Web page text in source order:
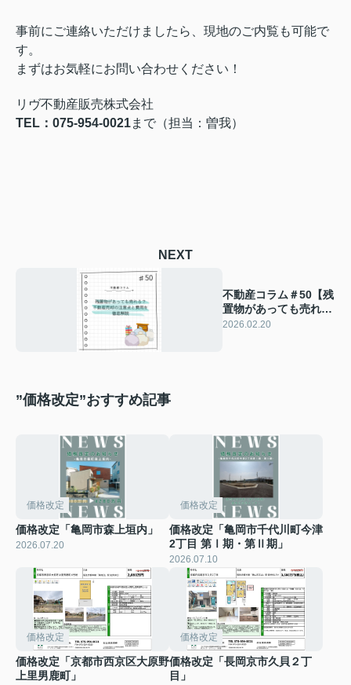
事前にご連絡いただけましたら、現地のご内覧も可能で
す。
まずはお気軽にお問い合わせください！
リヴ不動産販売株式会社
TEL：075-954-0021まで（担当：曽我）
NEXT
不動産コラム＃50【残
置物があっても売れ
る？不動産売却の注意
2026.02.20
”価格改定”おすすめ記事
価格改定
価格改定「亀岡市森上垣内」
2026.07.20
価格改定
価格改定「亀岡市千代川町今津
2丁目 第Ⅰ期・第Ⅱ期」
2026.07.10
価格改定
価格改定「京都市西京区大原野
上里男鹿町」
価格改定
価格改定「長岡京市久貝２丁
目」